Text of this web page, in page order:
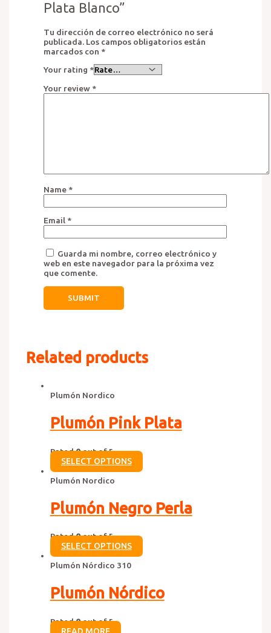
Plata Blanco”
Tu dirección de correo electrónico no será
publicada. Los campos obligatorios están
marcados con *
Your rating *
Your review *
Name *
Email *
Guarda mi nombre, correo electrónico y
web en este navegador para la próxima vez
que comente.
Related products
Plumón Nordico
Plumón Pink Plata
Rated0out of 5
SELECT OPTIONS
Plumón Nordico
Plumón Negro Perla
Rated0out of 5
SELECT OPTIONS
Plumón Nórdico 310
Plumón Nórdico
Rated0out of 5
READ MORE